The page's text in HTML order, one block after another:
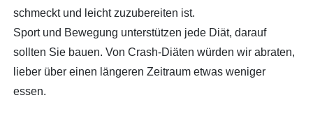
schmeckt und leicht zuzubereiten ist.
Sport und Bewegung unterstützen jede Diät, darauf
sollten Sie bauen. Von Crash-Diäten würden wir abraten,
lieber über einen längeren Zeitraum etwas weniger
essen.